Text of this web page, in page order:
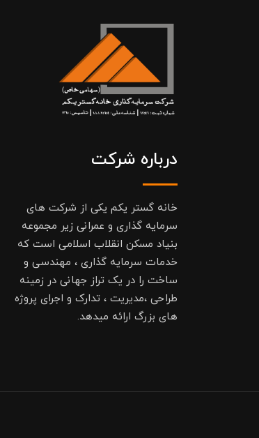
درباره شرکت
خانه گستر یکم یکی از شرکت های
سرمایه گذاری و عمرانی زیر مجموعه
بنیاد مسکن انقلاب اسلامی است که
خدمات سرمایه گذاری ، مهندسی و
ساخت را در یک تراز جهانی در زمینه
طراحی ،مدیریت ، تدارک و اجرای پروژه
های بزرگ ارائه میدهد.